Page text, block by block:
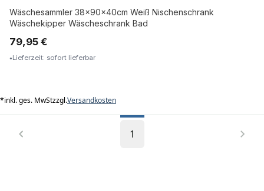
Wäschesammler 38x90x40cm Weiß Nischenschrank
Wäschekipper Wäscheschrank Bad
79,95 €
Lieferzeit: sofort lieferbar
*inkl. ges. MwStzzgl.Versandkosten
1